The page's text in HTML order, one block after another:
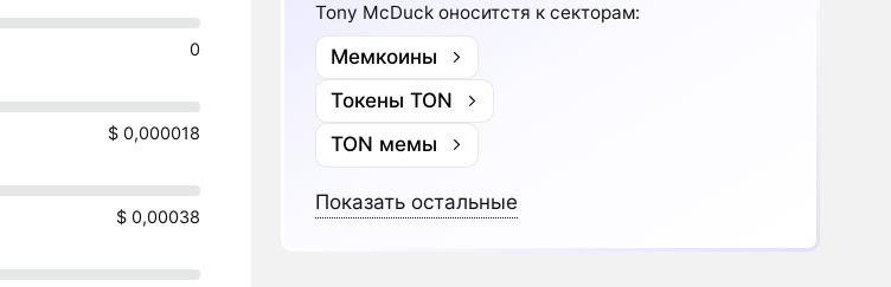
0
$ 0,000018
$ 0,00038
Tony McDuck оноситстя к секторам:
Мемкоины
Токены TON
TON мемы
Показать остальные